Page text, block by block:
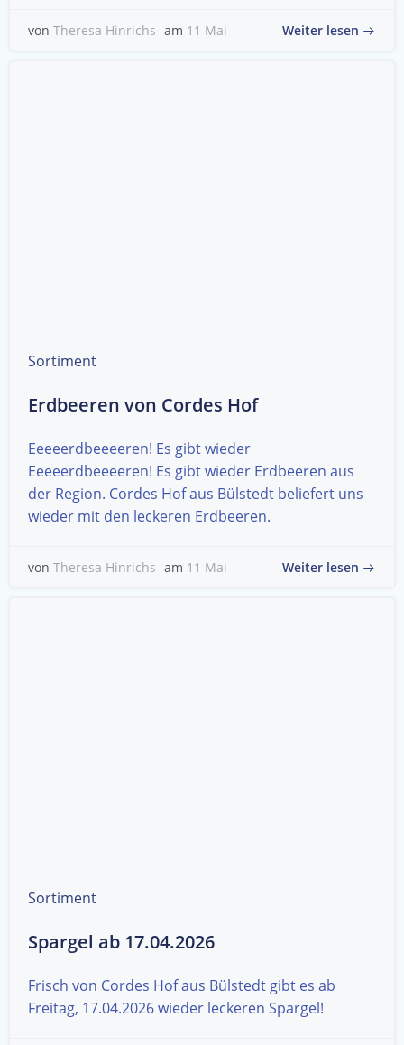
von Theresa Hinrichs am 11 Mai Weiter lesen
Sortiment
Erdbeeren von Cordes Hof
Eeeeerdbeeeeren! Es gibt wieder
Eeeeerdbeeeeren! Es gibt wieder Erdbeeren aus
der Region. Cordes Hof aus Bülstedt beliefert uns
wieder mit den leckeren Erdbeeren.
von Theresa Hinrichs am 11 Mai Weiter lesen
Sortiment
Spargel ab 17.04.2026
Frisch von Cordes Hof aus Bülstedt gibt es ab
Freitag, 17.04.2026 wieder leckeren Spargel!